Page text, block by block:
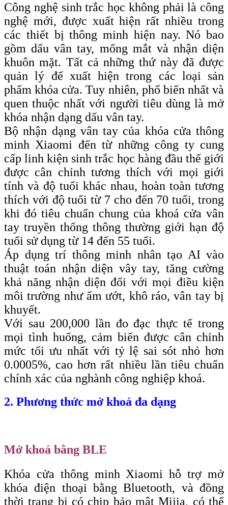
Công nghệ sinh trắc học không phải là công
nghệ mới, được xuất hiện rất nhiều trong
các thiết bị thông minh hiện nay. Nó bao
gồm dấu vân tay, mống mắt và nhận diện
khuôn mặt. Tất cả những thứ này đã được
quản lý để xuất hiện trong các loại sản
phẩm khóa cửa. Tuy nhiên, phổ biến nhất và
quen thuộc nhất với người tiêu dùng là mở
khóa nhận dạng dấu vân tay.
Bộ nhận dạng vân tay của khóa cửa thông
minh Xiaomi đến từ những công ty cung
cấp linh kiện sinh trắc học hàng đầu thế giới
được cân chỉnh tương thích với mọi giới
tính và độ tuổi khác nhau, hoàn toàn tương
thích với độ tuổi từ 7 cho đến 70 tuổi, trong
khi đó tiêu chuẩn chung của khoá cửa vân
tay truyền thống thông thường giới hạn độ
tuổi sử dụng từ 14 đến 55 tuổi.
Áp dụng trí thông minh nhân tạo AI vào
thuật toán nhận diện vây tay, tăng cường
khả năng nhận diện đối với mọi điều kiện
môi trường như ẩm ướt, khô ráo, vân tay bị
khuyết.
Với sau 200,000 lần đo đạc thực tế trong
mọi tình huống, cảm biến được cân chỉnh
mức tối ưu nhất với tỷ lệ sai sót nhỏ hơn
0.0005%, cao hơn rất nhiều lần tiêu chuẩn
chính xác của nghành công nghiệp khoá.
2. Phương thức mở khoá đa dạng
Mở khoá bằng BLE
Khóa cửa thông minh Xiaomi hỗ trợ mở
khóa điện thoại bằng Bluetooth, và đồng
thời trang bị có chip bảo mật Mijia, có thể